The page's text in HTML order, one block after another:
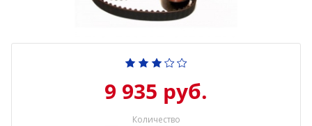
9 935 руб.
Количество